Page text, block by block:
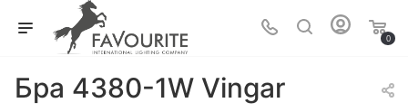
0
Бра 4380-1W Vingar